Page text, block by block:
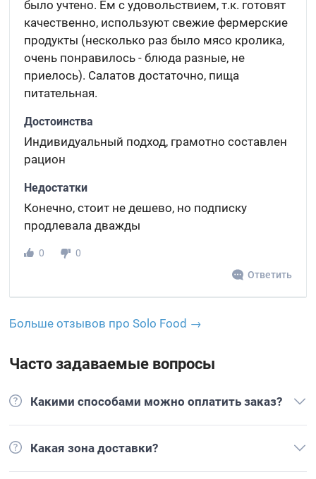
было учтено. Ем с удовольствием, т.к. готовят
качественно, используют свежие фермерские
продукты (несколько раз было мясо кролика,
очень понравилось - блюда разные, не
приелось). Салатов достаточно, пища
питательная.
Достоинства
Индивидуальный подход, грамотно составлен
рацион
Недостатки
Конечно, стоит не дешево, но подписку
продлевала дважды
0
0
Ответить
Больше отзывов про Solo Food →
Часто задаваемые вопросы
Какими способами можно оплатить заказ?
Какая зона доставки?